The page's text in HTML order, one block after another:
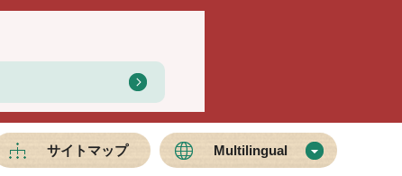
サイトマップ Multilingual